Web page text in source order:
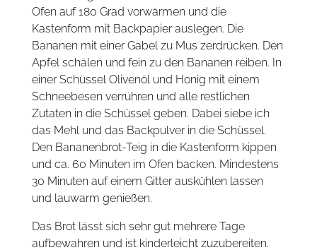
Ofen auf 180 Grad vorwärmen und die
Kastenform mit Backpapier auslegen. Die
Bananen mit einer Gabel zu Mus zerdrücken. Den
Apfel schälen und fein zu den Bananen reiben. In
einer Schüssel Olivenöl und Honig mit einem
Schneebesen verrühren und alle restlichen
Zutaten in die Schüssel geben. Dabei siebe ich
das Mehl und das Backpulver in die Schüssel.
Den Bananenbrot-Teig in die Kastenform kippen
und ca. 60 Minuten im Ofen backen. Mindestens
30 Minuten auf einem Gitter auskühlen lassen
und lauwarm genießen.
Das Brot lässt sich sehr gut mehrere Tage
aufbewahren und ist kinderleicht zuzubereiten.